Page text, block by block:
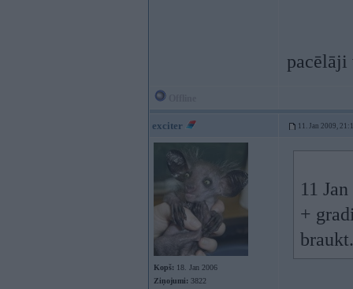
pacēlāji
exciter 11. Jan 2009,
Kopš: 18. Jan 2006
Ziņojumi: 3822
11
+
braukt.